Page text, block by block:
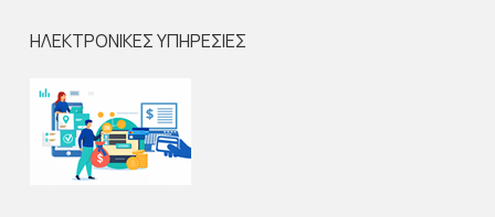
ΗΛΕΚΤΡΟΝΙΚΕΣ ΥΠΗΡΕΣΙΕΣ